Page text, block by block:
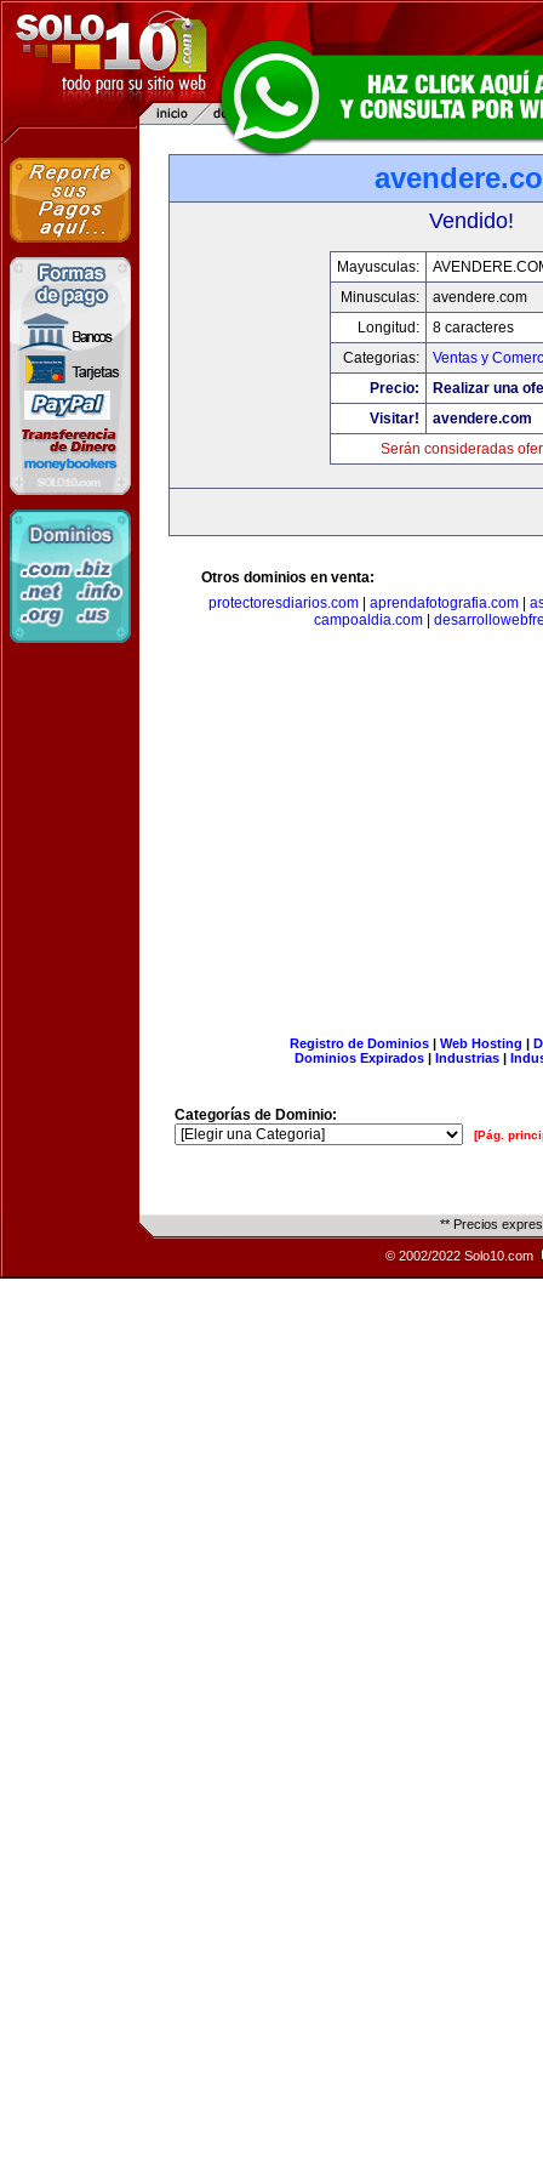
Vendido!
Mayusculas:
Minusculas:
avendere.com
Longitud:
8 caracteres
Categorias:
Ventas y
Precio:
Realizar una
Visitar!
avendere.com
Serán consideradas
Otros dominios en venta:
protectoresdiarios.com
aprendafotografia.com
campoaldia.com
Registro de Dominios| Web Hosting |
Dominios Expirados | Industrias |
Categorías de Dominio:
[Pág.
** Precios
© 2002/2022 Solo10.com